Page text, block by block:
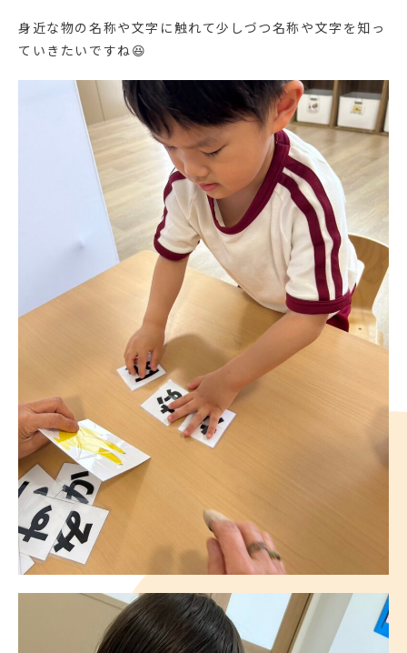
身近な物の名称や文字に触れて少しづつ名称や文字を知っ
ていきたいですね😆